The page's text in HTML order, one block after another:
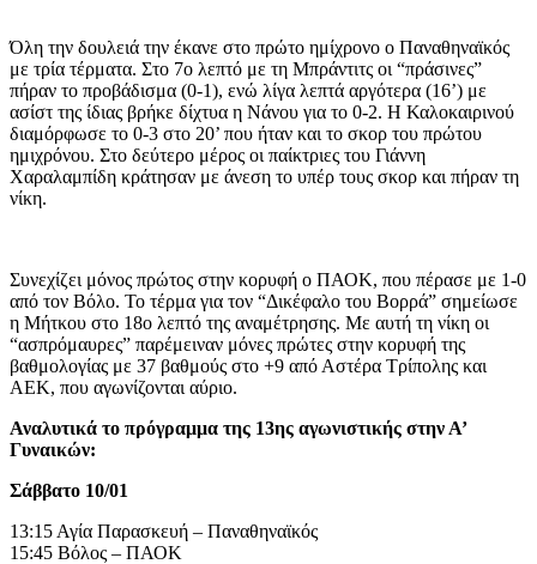
Όλη την δουλειά την έκανε στο πρώτο ημίχρονο ο Παναθηναϊκός
με τρία τέρματα. Στο 7ο λεπτό με τη Μπράντιτς οι “πράσινες”
πήραν το προβάδισμα (0-1), ενώ λίγα λεπτά αργότερα (16’) με
ασίστ της ίδιας βρήκε δίχτυα η Νάνου για το 0-2. Η Καλοκαιρινού
διαμόρφωσε το 0-3 στο 20’ που ήταν και το σκορ του πρώτου
ημιχρόνου. Στο δεύτερο μέρος οι παίκτριες του Γιάννη
Χαραλαμπίδη κράτησαν με άνεση το υπέρ τους σκορ και πήραν τη
νίκη.
Συνεχίζει μόνος πρώτος στην κορυφή ο ΠΑΟΚ, που πέρασε με 1-0
από τον Βόλο. Το τέρμα για τον “Δικέφαλο του Βορρά” σημείωσε
η Μήτκου στο 18ο λεπτό της αναμέτρησης. Με αυτή τη νίκη οι
“ασπρόμαυρες” παρέμειναν μόνες πρώτες στην κορυφή της
βαθμολογίας με 37 βαθμούς στο +9 από Αστέρα Τρίπολης και
ΑΕΚ, που αγωνίζονται αύριο.
Αναλυτικά το πρόγραμμα της 13ης αγωνιστικής στην Α’
Γυναικών:
Σάββατο 10/01
13:15 Αγία Παρασκευή – Παναθηναϊκός
15:45 Βόλος – ΠΑΟΚ